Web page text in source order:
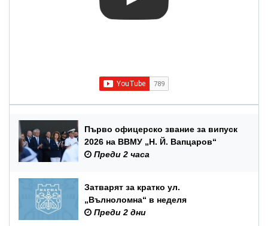
Първо офицерско звание за випуск
2026 на ВВМУ „Н. Й. Вапцаров“
Преди 2 часа
Затварят за кратко ул.
„Вълноломна“ в неделя
Преди 2 дни